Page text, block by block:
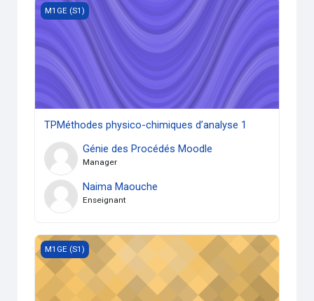
TPMéthodes physico-chimiques d’analyse 1
M1GE (S1)
TPMéthodes physico-chimiques d’analyse 1
Génie des Procédés Moodle
Manager
Naima Maouche
Enseignant
Méthodes physico-chimiques d’analyse 1
M1GE (S1)